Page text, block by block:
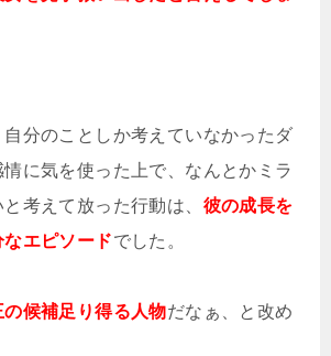
分のことしか考えていなかったダ
に気を使った上で、なんとかミラ
考えて放った行動は、 彼の成長を
エピソードでした。
の候補足り得る人物だなぁ、と改め